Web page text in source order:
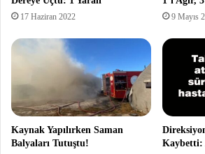
17 Haziran 2022 9 Mayıs
Kaynak Yapılırken Saman
Balyaları Tutuştu!
Kaybetti: